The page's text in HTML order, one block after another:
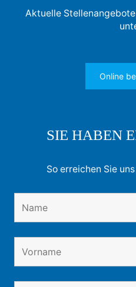
Aktuelle
Online
SIE HABEN
So erreichen Sie